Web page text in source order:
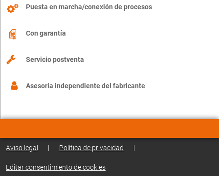
Puesta en marcha/conexión de procesos
Con garantía
Servicio postventa
Asesoria independiente del fabricante
Aviso legal | Política de privacidad |
Editar consentimiento de cookies